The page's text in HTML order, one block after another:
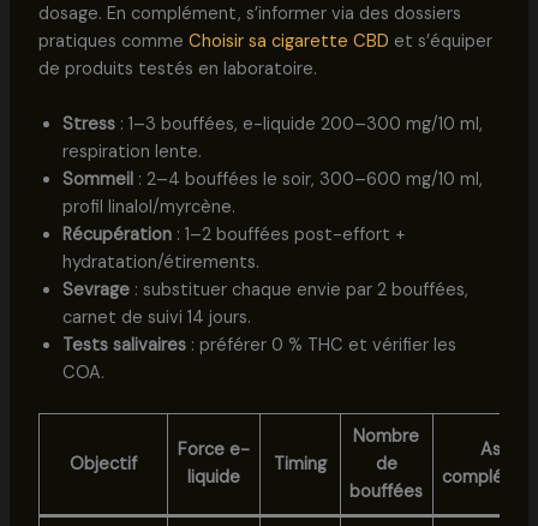
dosage. En complément, s’informer via des dossiers
pratiques comme Choisir sa cigarette CBD et s’équiper
de produits testés en laboratoire.
Stress: 1–3 bouffées, e-liquide 200–300 mg/10 ml,
respiration lente.
Sommeil: 2–4 bouffées le soir, 300–600 mg/10 ml,
profil linalol/myrcène.
Récupération: 1–2 bouffées post-effort +
hydratation/étirements.
Sevrage: substituer chaque envie par 2 bouffées,
carnet de suivi 14 jours.
Tests salivaires: préférer 0 % THC et vérifier les
COA.
Objectif
Force e-
liquide
Timing
Nombre
de
bouffées